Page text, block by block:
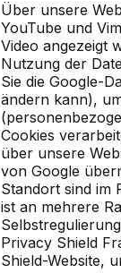
Über unsere
YouTube und
Video angezeigt
Nutzung der
Sie die Google-
ändern kann),
Cookies
über unsere
von Google
Standort sind im
ist an mehrere
Privacy Shield
Shield-Website,